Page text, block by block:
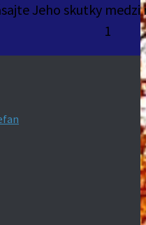
Jeho skutky medzi
1